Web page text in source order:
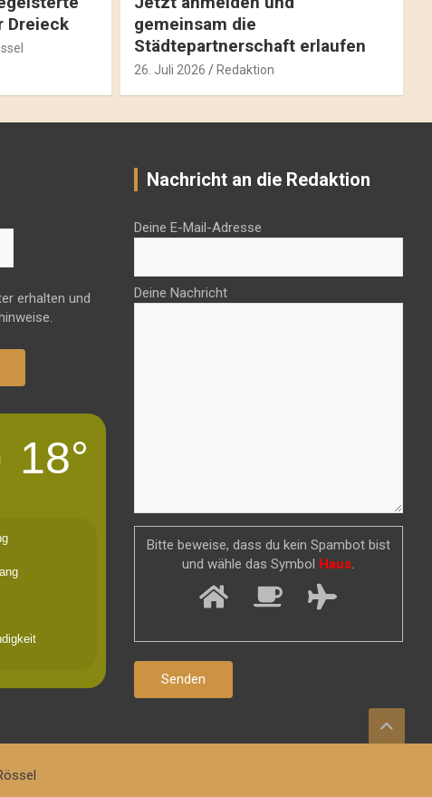
Dreieck
gemeinsam die
Städtepartnerschaft erlaufen
26. Juli 2026 Redaktion
erhalten und
18°
Nachricht an die Redaktion
Deine E-Mail-Adresse
Deine Nachricht
Bitte beweise, dass du kein Spambot bist
und wähle das Symbol Haus.